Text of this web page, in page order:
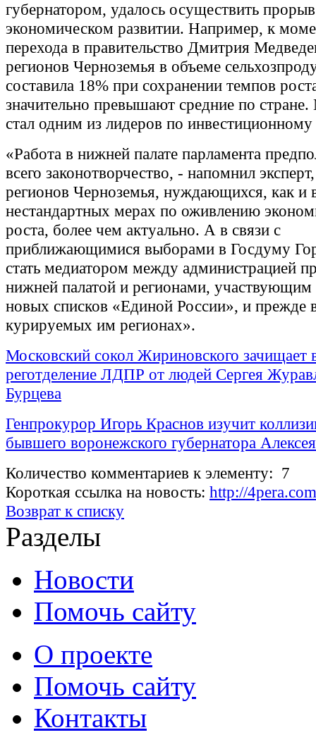
губернатором, удалось осуществить
экономическом развитии. Например, к
перехода в правительство Дмитрия
регионов Черноземья в объеме
составила 18% при сохранении темпов
значительно превышают средние по
стал одним из лидеров по
«Работа в нижней палате парламента
всего законотворчество, - напомнил
регионов Черноземья, нуждающихся, как и
нестандартных мерах по оживлению
роста, более чем актуально. А в связи с
приближающимися выборами в Госдуму
стать медиатором между администрацией
нижней палатой и регионами, участвующим
новых списков «Единой России», и прежде
курируемых им регионах».
Московский сокол Жириновского зачищает
реготделение ЛДПР от людей Сергея
Бурцева
Генпрокурор Игорь Краснов изучит
бывшего воронежского губернатора
Количество комментариев к элементу: 7
Короткая ссылка на новость: http://
Возврат к списку
Разделы
Новости
Помочь сайту
О проекте
Помочь сайту
Контакты